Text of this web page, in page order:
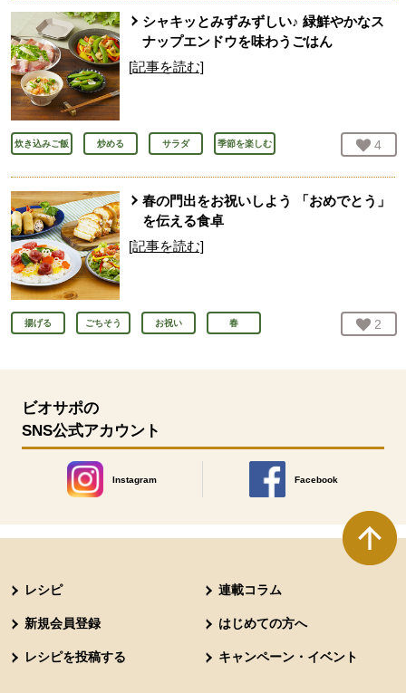
シャキッとみずみずしい♪ 緑鮮やかなス
ナップエンドウを味わうごはん
[記事を読む]
炊き込みご飯 炒める サラダ 季節を楽しむ お気
4
春の門出をお祝いしよう 「おめでとう」
を伝える食卓
[記事を読む]
揚げる ごちそう お祝い 春 お気
2
ビオサポの
SNS公式アカウント
Instagram
別のウィンドウで開きます。
Facebook
別のウィンドウで開きます
レシピ 連載コラム
新規会員登録 はじめての方へ
レシピを投稿する キャンペーン・イベント